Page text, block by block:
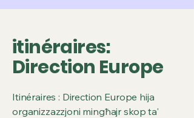
itinéraires:
Direction Europe
Itinéraires : Direction Europe hija
organizzazzjoni mingħajr skop ta'